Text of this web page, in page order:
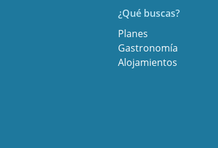
¿Qué buscas?
Planes
Gastronomía
Alojamientos